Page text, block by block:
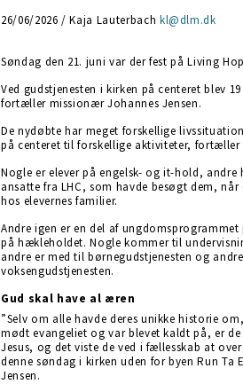
26/06/2026 / Kaja Lauterbach kl@dlm.dk
Søndag den 21. juni var der fest på Living
Ved gudstjenesten i kirken på centeret blev
fortæller missionær Johannes Jensen.
De nydøbte har meget forskellige
på centeret til forskellige aktiviteter, fortæller
Nogle er elever på engelsk- og it-hold, andre
ansatte fra LHC, som havde besøgt dem, når
hos elevernes familier.
Andre igen er en del af ungdomsprogrammet
på hækleholdet. Nogle kommer til
andre er med til børnegudstjenesten og
voksengudstjenesten.
Gud skal have al æren
”Selv om alle havde deres unikke historie
mødt evangeliet og var blevet kaldt på, er
Jesus, og det viste de ved i fællesskab at
denne søndag i kirken uden for byen Run Ta
Jensen.